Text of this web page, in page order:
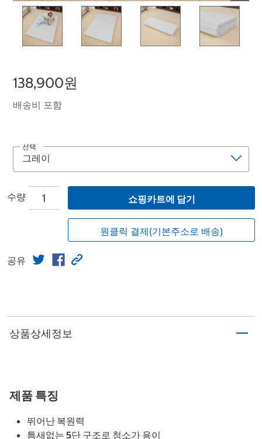
138,900원
배송비 포함
선택
수량 쇼핑카트에 담기
원클릭 결제(기본주소로 배송)
공유
상품상세정보
제품 특징
뛰어난 복원력
틈새없는 5단 구조로 청소가 용이